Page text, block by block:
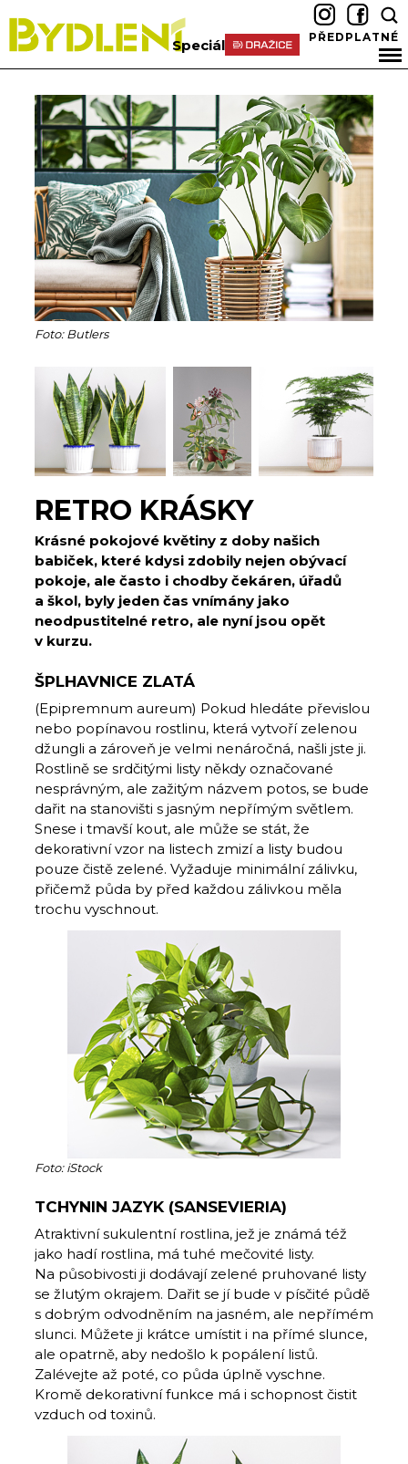
Speciál PŘEDPLATNÉ
Foto: Butlers
RETRO KRÁSKY
Krásné pokojové květiny z doby našich
babiček, které kdysi zdobily nejen obývací
pokoje, ale často i chodby čekáren, úřadů
a škol, byly jeden čas vnímány jako
neodpustitelné retro, ale nyní jsou opět
v kurzu.
ŠPLHAVNICE ZLATÁ
(Epipremnum aureum) Pokud hledáte převislou
nebo popínavou rostlinu, která vytvoří zelenou
džungli a zároveň je velmi nenáročná, našli jste ji.
Rostlině se srdčitými listy někdy označované
nesprávným, ale zažitým názvem potos, se bude
dařit na stanovišti s jasným nepřímým světlem.
Snese i tmavší kout, ale může se stát, že
dekorativní vzor na listech zmizí a listy budou
pouze čistě zelené. Vyžaduje minimální zálivku,
přičemž půda by před každou zálivkou měla
trochu vyschnout.
Foto: iStock
TCHYNIN JAZYK (SANSEVIERIA)
Atraktivní sukulentní rostlina, jež je známá též
jako hadí rostlina, má tuhé mečovité listy.
Na působivosti ji dodávají zelené pruhované listy
se žlutým okrajem. Dařit se jí bude v písčité půdě
s dobrým odvodněním na jasném, ale nepřímém
slunci. Může­te ji krátce umístit i na přímé slunce,
ale opatrně, aby nedošlo k popálení lis­tů.
Zalévejte až poté, co půda úplně vy­schne.
Kromě dekorativní funkce má i schopnost čistit
vzduch od toxinů.